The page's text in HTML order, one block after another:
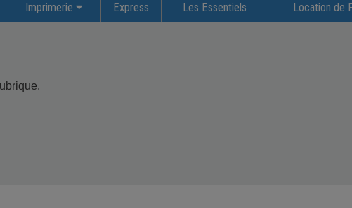
Imprimerie Express Les Essentiels Location de